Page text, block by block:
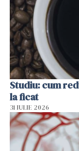
Studiu: cum
la ficat
31 IULIE 2026